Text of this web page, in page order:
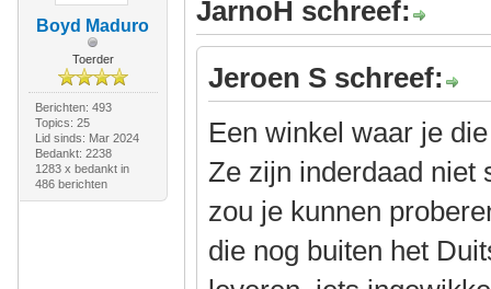
Boyd Maduro
Toerder
Berichten: 493
Topics: 25
Lid sinds: Mar 2024
Bedankt: 2238
1283 x bedankt in
486 berichten
JarnoH schreef:
Jeroen S schreef:
Een winkel waar je
Ze zijn inderdaad niet
zou je kunnen
die nog buiten het